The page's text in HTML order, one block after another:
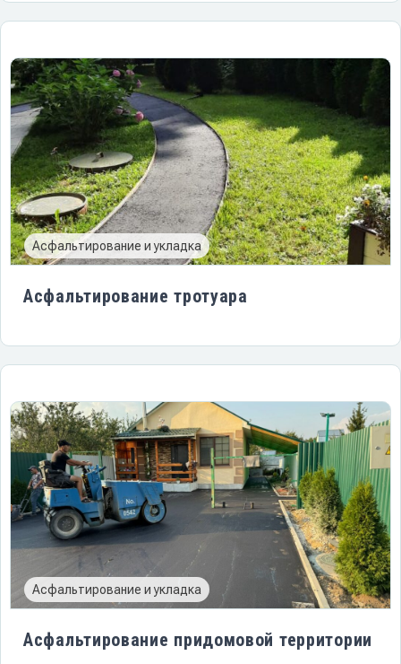
Асфальтирование и укладка
Асфальтирование тротуара
Асфальтирование и укладка
Асфальтирование придомовой территории